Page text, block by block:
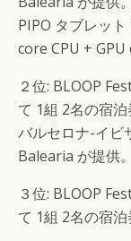
PIPO タブレッ
core CPU +
２位: BLOOP
て 1組 2名の宿泊
バルセロナ-イビ
Balearia が提供。
３位: BLOOP
て 1組 2名の宿泊